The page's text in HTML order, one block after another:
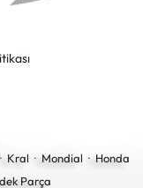
· Kral · Mondial · Honda
Parça